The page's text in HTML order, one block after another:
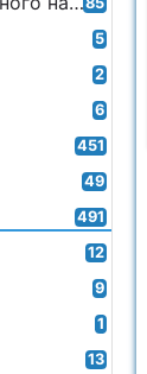
5
2
6
451
49
491
12
9
1
13